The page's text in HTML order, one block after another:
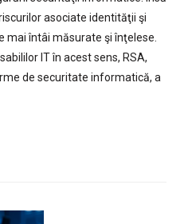
asociate identităţii şi
mai întâi măsurate şi înţelese.
IT în acest sens, RSA,
de securitate informatică, a